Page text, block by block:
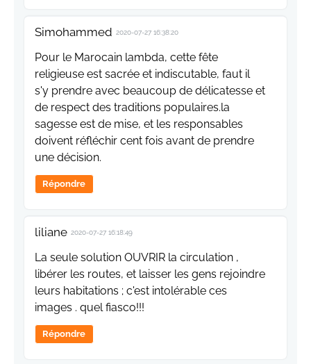
Simohammed 2020-07-27 16:38:20
Pour le Marocain lambda, cette fête
religieuse est sacrée et indiscutable, faut il
s'y prendre avec beaucoup de délicatesse et
de respect des traditions populaires.la
sagesse est de mise, et les responsables
doivent réfléchir cent fois avant de prendre
une décision.
Répondre
liliane 2020-07-27 16:18:49
La seule solution OUVRIR la circulation ,
libérer les routes, et laisser les gens rejoindre
leurs habitations ; c'est intolérable ces
images . quel fiasco!!!
Répondre